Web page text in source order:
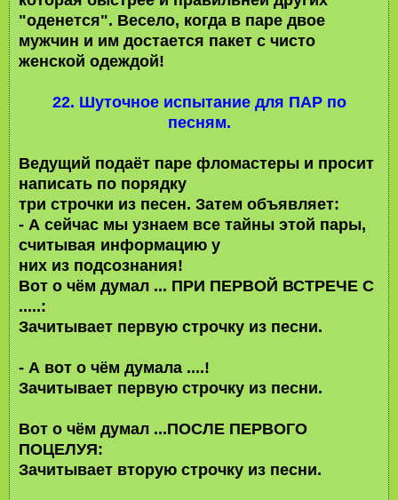
"оденется". Весело, когда в паре двое
мужчин и им достается пакет с чисто
женской одеждой!
22. Шуточное испытание для ПАР по
песням.
Ведущий подаёт паре фломастеры и просит
написать по порядку
три строчки из песен. Затем объявляет:
- А сейчас мы узнаем все тайны этой пары,
считывая информацию у
них из подсознания!
Вот о чём думал ... ПРИ ПЕРВОЙ ВСТРЕЧЕ С
.....:
Зачитывает первую строчку из песни.
- А вот о чём думала ....!
Зачитывает первую строчку из песни.
Вот о чём думал ...ПОСЛЕ ПЕРВОГО
ПОЦЕЛУЯ:
Зачитывает вторую строчку из песни.